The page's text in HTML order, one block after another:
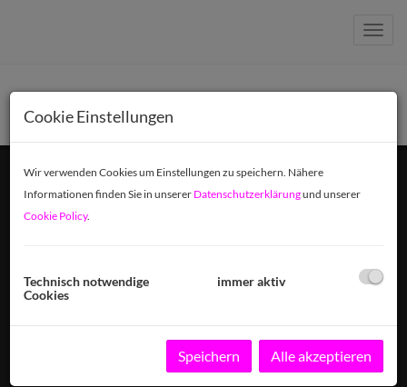
IMSImmobilien Molnar Susanne
A-1030 Wien
Kontakt
+43 664 3700 370
Cookie Einstellungen
Wir verwenden Cookies um Einstellungen zu speichern. Nähere
Informationen finden Sie in unserer Datenschutzerklärungund unserer
Cookie Policy.
Technisch notwendige
Cookies
immer aktiv
Speichern Alle akzeptieren